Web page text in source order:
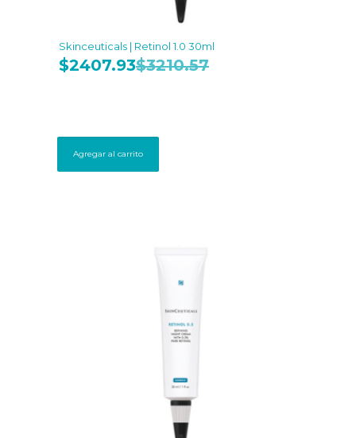
Skinceuticals | Retinol 1.0 30ml
$2407.93$3210.57
Agregar al carrito